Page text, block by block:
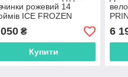
рожевий 14
ICE FROZEN
Серце, Ельза) з
і багажником
₴
Купити
6